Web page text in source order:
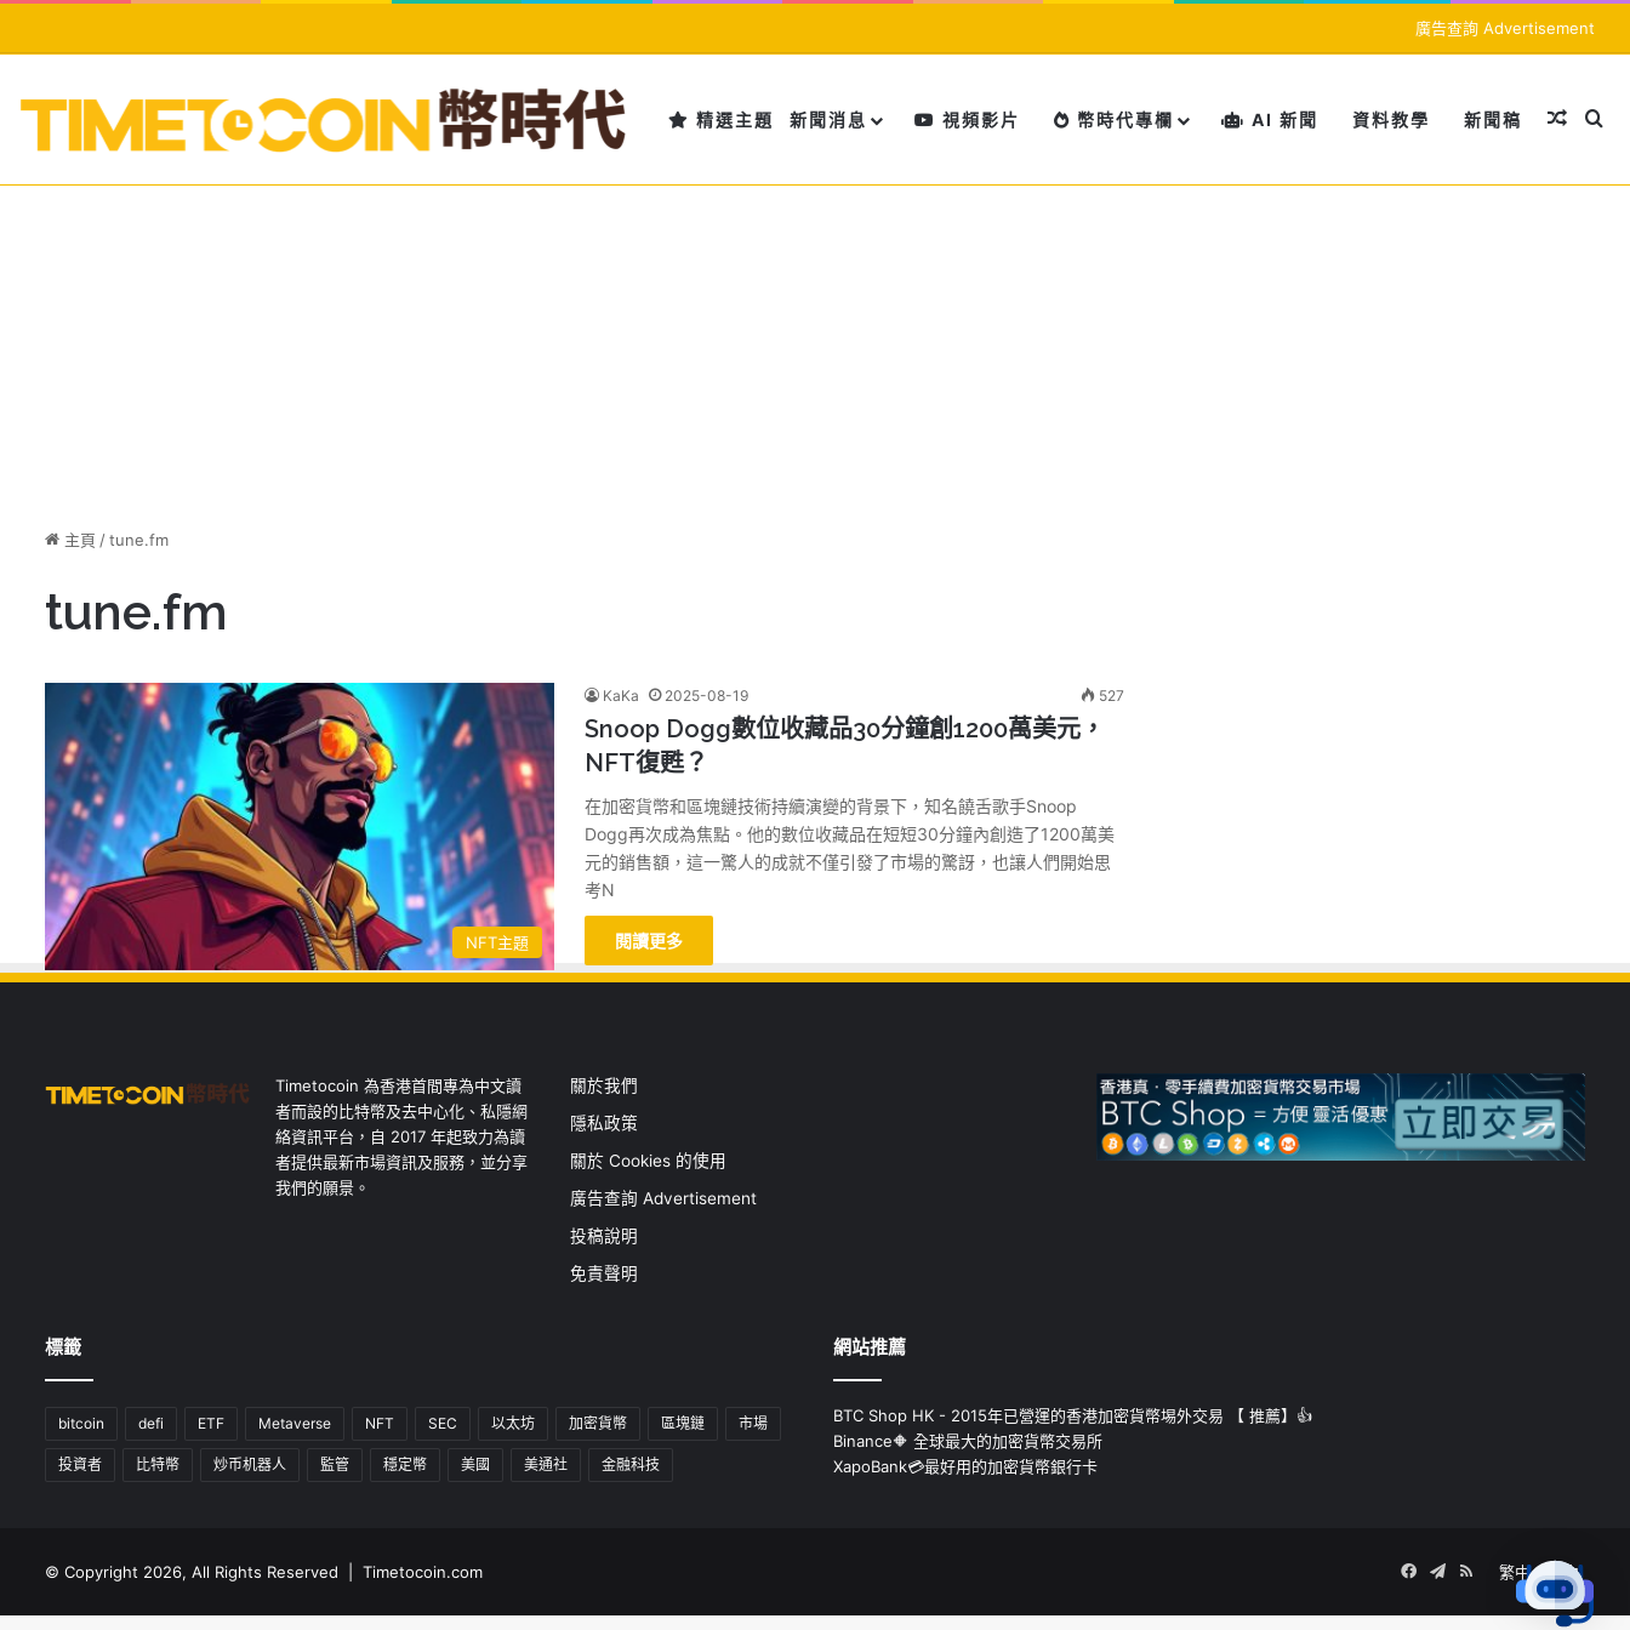
廣告查詢 Advertisement
精選主題 新聞消息 視頻影片 幣時代專欄 AI 新聞 資料教學 新聞稿 隨機文
搜
主頁 /tune.fm
tune.fm
NFT主題
KaKa 2025-08-19 527
Snoop Dogg數位收藏品30分鐘創1200萬美元，
NFT復甦？
在加密貨幣和區塊鏈技術持續演變的背景下，知名饒舌歌手Snoop
Dogg再次成為焦點。他的數位收藏品在短短30分鐘內創造了1200萬美
元的銷售額，這一驚人的成就不僅引發了市場的驚訝，也讓人們開始思
考N
閱讀更多
Timetocoin 為香港首間專為中文讀
者而設的比特幣及去中心化、私隱網
絡資訊平台，自 2017 年起致力為讀
者提供最新市場資訊及服務，並分享
我們的願景。
關於我們
隱私政策
關於 Cookies 的使用
廣告查詢 Advertisement
投稿說明
免責聲明
標籤
bitcoin defi ETF Metaverse NFT SEC 以太坊 加密貨幣 區塊鏈 市場
投資者 比特幣 炒币机器人 監管 穩定幣 美國 美通社 金融科技
網站推薦
BTC Shop HK - 2015年已營運的香港加密貨幣埸外交易 【 推薦】👍
Binance🔶 全球最大的加密貨幣交易所
XapoBank💳最好用的加密貨幣銀行卡
© Copyright 2026, All Rights Reserved | Timetocoin.com 繁中 簡中
Facebook
Telegram
RSS